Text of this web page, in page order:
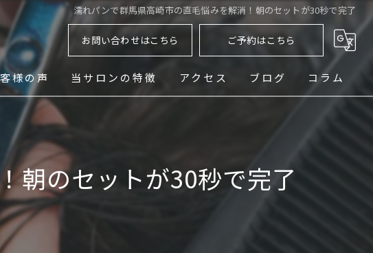
濡れパンで群馬県高崎市の直毛悩みを解消！朝のセットが30秒で完了
お問い合わせはこちら ご予約はこちら
様の声 当サロンの特徴
メンズ
アクセス ブログ コラム
朝のセットが30秒で完了